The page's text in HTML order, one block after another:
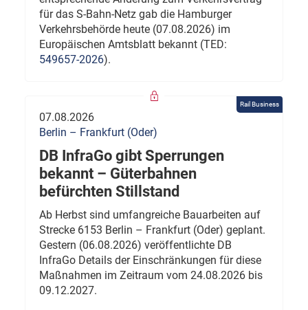
für das S-Bahn-Netz gab die Hamburger
Verkehrsbehörde heute (07.08.2026) im
Europäischen Amtsblatt bekannt (TED:
549657-2026).
Rail Business
07.08.2026
Berlin – Frankfurt (Oder)
DB InfraGo gibt Sperrungen
bekannt – Güterbahnen
befürchten Stillstand
Ab Herbst sind umfangreiche Bauarbeiten auf
Strecke 6153 Berlin – Frankfurt (Oder) geplant.
Gestern (06.08.2026) veröffentlichte DB
InfraGo Details der Einschränkungen für diese
Maßnahmen im Zeitraum vom 24.08.2026 bis
09.12.2027.